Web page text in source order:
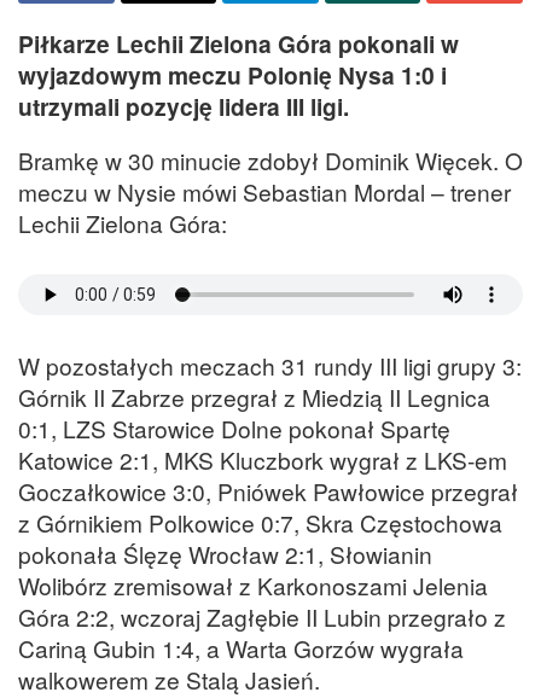
Piłkarze Lechii Zielona Góra pokonali w
wyjazdowym meczu Polonię Nysa 1:0 i
utrzymali pozycję lidera III ligi.
Bramkę w 30 minucie zdobył Dominik Więcek. O
meczu w Nysie mówi Sebastian Mordal – trener
Lechii Zielona Góra:
W pozostałych meczach 31 rundy III ligi grupy 3:
Górnik II Zabrze przegrał z Miedzią II Legnica
0:1, LZS Starowice Dolne pokonał Spartę
Katowice 2:1, MKS Kluczbork wygrał z LKS-em
Goczałkowice 3:0, Pniówek Pawłowice przegrał
z Górnikiem Polkowice 0:7, Skra Częstochowa
pokonała Ślęzę Wrocław 2:1, Słowianin
Wolibórz zremisował z Karkonoszami Jelenia
Góra 2:2, wczoraj Zagłębie II Lubin przegrało z
Cariną Gubin 1:4, a Warta Gorzów wygrała
walkowerem ze Stalą Jasień.